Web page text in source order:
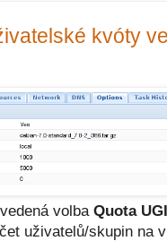
kvóty
volba Quota
uživatelů/skupin na